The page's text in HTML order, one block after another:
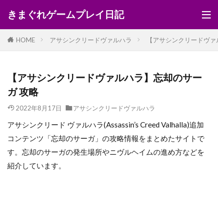
きまぐれゲームプレイ日記
HOME アサシンクリードヴァルハラ 【アサシンクリードヴ
【アサシンクリードヴァルハラ】忘却のサー
ガ 攻略
2022年8月17日 アサシンクリードヴァルハラ
アサシンクリード ヴァルハラ(Assassin’s Creed Valhalla)追加
コンテンツ「忘却のサーガ」の攻略情報をまとめたサイトで
す。忘却のサーガの発生場所やニヴルヘイムの進め方などを
紹介しています。